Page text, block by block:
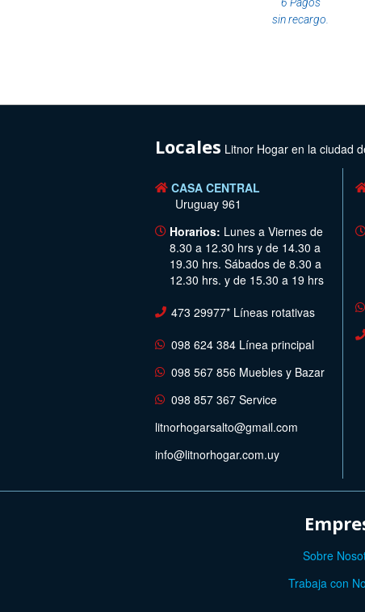
sin recargo.
Locales Litnor Hogar en la ciudad
CASA CENTRAL
Uruguay 961
Horarios: Lunes a Viernes de
8.30 a 12.30 hrs y de 14.30 a
19.30 hrs. Sábados de 8.30 a
12.30 hrs. y de 15.30 a 19 hrs
473 29977* Líneas rotativas
098 624 384 Línea principal
098 567 856 Muebles y Bazar
098 857 367 Service
litnorhogarsalto@gmail.com
info@litnorhogar.com.uy
Sobre
Trabaja con